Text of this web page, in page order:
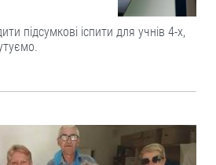
підсумкові іспити для учнів 4-х,